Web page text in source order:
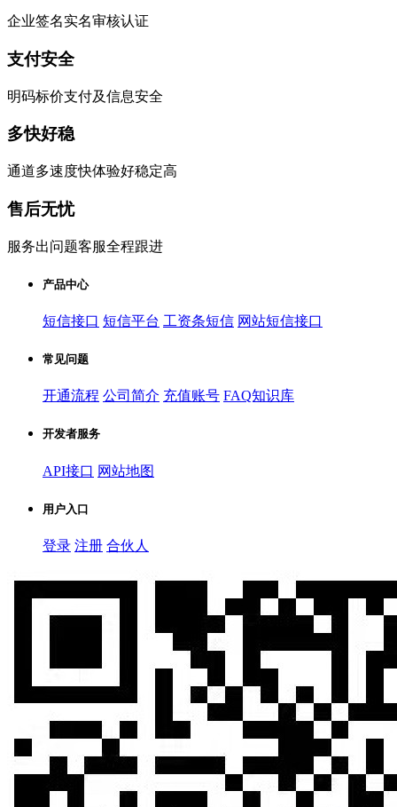
企业签名实名审核认证
支付安全
明码标价支付及信息安全
多快好稳
通道多速度快体验好稳定高
售后无忧
服务出问题客服全程跟进
产品中心
短信接口 短信平台 工资条短信 网站短信接口
常见问题
开通流程 公司简介 充值账号 FAQ知识库
开发者服务
API接口 网站地图
用户入口
登录 注册 合伙人